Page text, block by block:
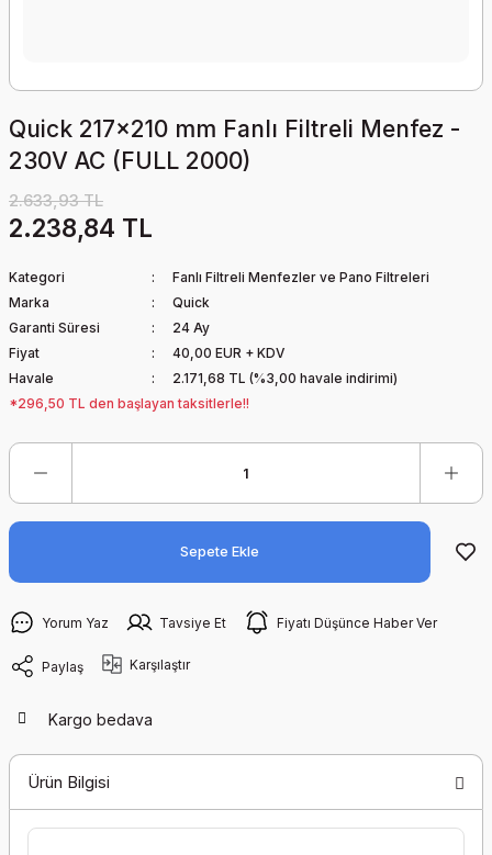
Quick 217x210 mm Fanlı Filtreli Menfez -
230V AC (FULL 2000)
2.633,93 TL
2.238,84 TL
Kategori
Fanlı Filtreli Menfezler ve Pano Filtreleri
Marka
Quick
Garanti Süresi
24 Ay
Fiyat
40,00 EUR + KDV
Havale
2.171,68 TL (%3,00 havale indirimi)
*296,50 TL den başlayan taksitlerle!!
Sepete Ekle
Yorum Yaz Tavsiye Et Fiyatı Düşünce Haber Ver
Paylaş Karşılaştır
Kargo bedava
Ürün Bilgisi